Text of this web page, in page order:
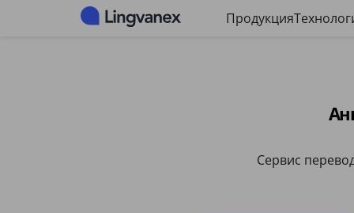
Панель управления файлами cookie
Продукция
Сервис